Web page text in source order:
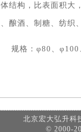
结构，比表面积大
酿酒、制糖、纺织
格：φ80、φ100
北京宏大弘升
© 2000-